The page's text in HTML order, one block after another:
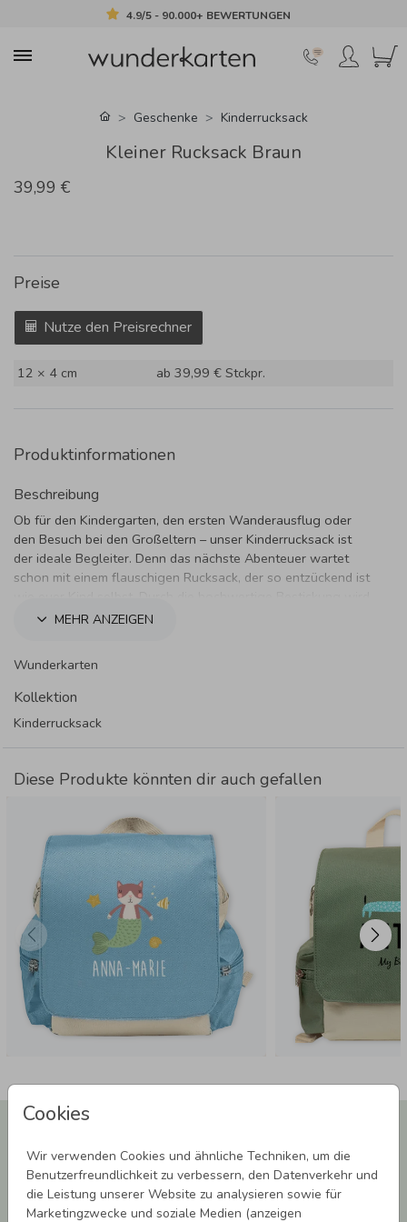
4.9/5 - 90.000+ BEWERTUNGEN
Cookies
Wir verwenden Cookies und ähnliche Techniken, um die
Benutzerfreundlichkeit zu verbessern, den Datenverkehr und
die Leistung unserer Website zu analysieren sowie für
Marketingzwecke und soziale Medien (anzeigen
Geschenke Kinderrucksack
Kleiner Rucksack Braun
39,99 €
Preise
Nutze den Preisrechner
12 × 4 cm ab 39,99 € Stckpr.
Produktinformationen
Beschreibung
Ob für den Kindergarten, den ersten Wanderausflug oder
den Besuch bei den Großeltern – unser Kinderrucksack ist
der ideale Begleiter. Denn das nächste Abenteuer wartet
schon mit einem flauschigen Rucksack, der so entzückend ist
er zum unverwechselbaren Geschenk. Wähle aus 15 Farben
Produktdetails
(groß)
verfügbaren Farben
maschinenwaschbar)
MEHR ANZEIGEN
Wunderkarten
Kollektion
Kinderrucksack
Diese Produkte könnten dir auch gefallen
Newsletter abonnieren und 5,00 € Rabatt**
Melde Dich zu unserem Newsletter an und bleibe auf dem
Laufenden.